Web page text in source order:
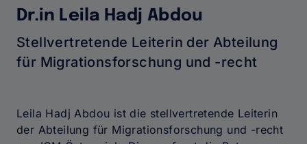
Dr.in Leila Hadj Abdou
Stellvertretende Leiterin der Abteilung
für Migrationsforschung und -recht
Leila Hadj Abdou ist die stellvertretende Leiterin
der Abteilung für Migrationsforschung und -recht